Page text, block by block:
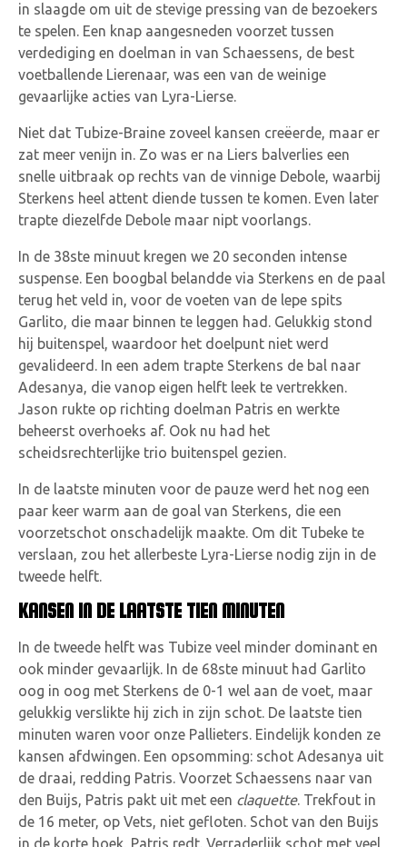
in slaagde om uit de stevige pressing van de bezoekers
te spelen. Een knap aangesneden voorzet tussen
verdediging en doelman in van Schaessens, de best
voetballende Lierenaar, was een van de weinige
gevaarlijke acties van Lyra-Lierse.
Niet dat Tubize-Braine zoveel kansen creëerde, maar er
zat meer venijn in. Zo was er na Liers balverlies een
snelle uitbraak op rechts van de vinnige Debole, waarbij
Sterkens heel attent diende tussen te komen. Even later
trapte diezelfde Debole maar nipt voorlangs.
In de 38ste minuut kregen we 20 seconden intense
suspense. Een boogbal belandde via Sterkens en de paal
terug het veld in, voor de voeten van de lepe spits
Garlito, die maar binnen te leggen had. Gelukkig stond
hij buitenspel, waardoor het doelpunt niet werd
gevalideerd. In een adem trapte Sterkens de bal naar
Adesanya, die vanop eigen helft leek te vertrekken.
Jason rukte op richting doelman Patris en werkte
beheerst overhoeks af. Ook nu had het
scheidsrechterlijke trio buitenspel gezien.
In de laatste minuten voor de pauze werd het nog een
paar keer warm aan de goal van Sterkens, die een
voorzetschot onschadelijk maakte. Om dit Tubeke te
verslaan, zou het allerbeste Lyra-Lierse nodig zijn in de
tweede helft.
KANSEN IN DE LAATSTE TIEN MINUTEN
In de tweede helft was Tubize veel minder dominant en
ook minder gevaarlijk. In de 68ste minuut had Garlito
oog in oog met Sterkens de 0-1 wel aan de voet, maar
gelukkig verslikte hij zich in zijn schot. De laatste tien
minuten waren voor onze Pallieters. Eindelijk konden ze
kansen afdwingen. Een opsomming: schot Adesanya uit
de draai, redding Patris. Voorzet Schaessens naar van
den Buijs, Patris pakt uit met een claquette. Trekfout in
de 16 meter, op Vets, niet gefloten. Schot van den Buijs
in de korte hoek, Patris redt. Verraderlijk schot met veel